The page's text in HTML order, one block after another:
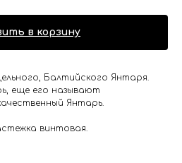
в корзину
Балтийского Янтаря.
еще его называют
Янтарь.
винтовая.